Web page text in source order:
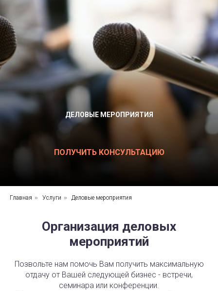
ДЕЛОВЫЕ МЕРОПРИЯТИЯ
ПОЛУЧИТЬ КОНСУЛЬТАЦИЮ
Главная » Услуги » Деловые мероприятия
Организация деловых
мероприятий
Позвольте нам помочь Вам получить максимальную
отдачу от Вашей следующей бизнес - встречи,
семинара или конференции.